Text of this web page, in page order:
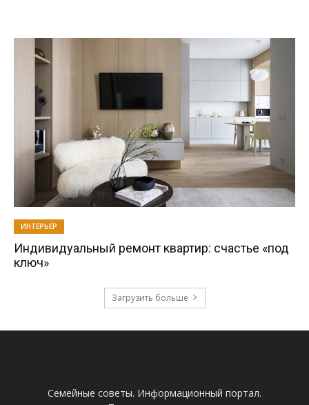
ИНТЕРЬЕР
Индивидуальный ремонт квартир: счастье «под
ключ»
Загрузить больше
Семейные советы. Информационный портал.